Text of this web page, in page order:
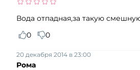
Вода отпадная,за такую
0
0
Рома
20 декабря 2014 в 23:00